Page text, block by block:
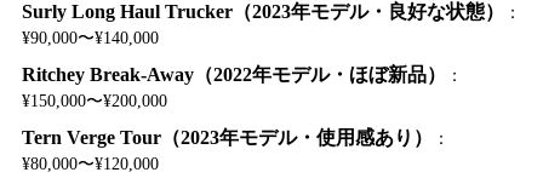
Surly Long Haul Trucker（2023年モデル・良好な状態）
：
¥90,000〜¥140,000
Ritchey Break-Away（2022年モデル・ほぼ新品）
：
¥150,000〜¥200,000
Tern Verge Tour（2023年モデル・使用感あり）
：
¥80,000〜¥120,000